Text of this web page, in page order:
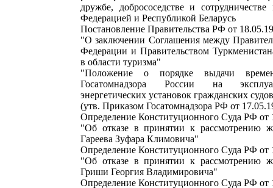
дружбе, добрососедстве и
Федерацией и Республикой Беларусь
Постановление Правительства РФ от
"О заключении Соглашения между
Федерации и Правительством
в области туризма"
"Положение о порядке выдачи
Госатомнадзора России на
энергетических установок гражданских
(утв. Приказом Госатомнадзора РФ от
Определение Конституционного Суда РФ от
"Об отказе в принятии к рассмотрению
Гареева Зуфара Климовича"
Определение Конституционного Суда РФ от
"Об отказе в принятии к рассмотрению
Гриши Георгия Владимировича"
Определение Конституционного Суда РФ от